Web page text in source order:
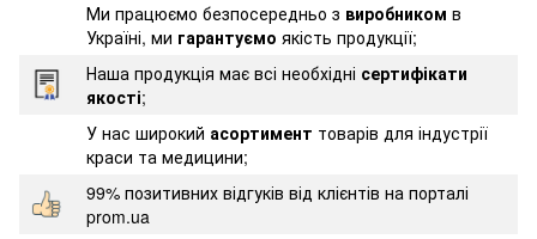
Ми працюємо безпосередньо з виробником в
Україні, ми гарантуємо якість продукції;
Наша продукція має всі необхідні сертифікати
якості;
У нас широкий асортимент товарів для індустрії
краси та медицини;
99% позитивних відгуків від клієнтів на порталі
prom.ua